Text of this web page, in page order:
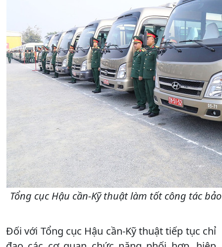
Tổng cục Hậu cần-Kỹ thuật làm tốt công tác
Đối với Tổng cục Hậu cần-Kỹ thuật tiếp tục chỉ